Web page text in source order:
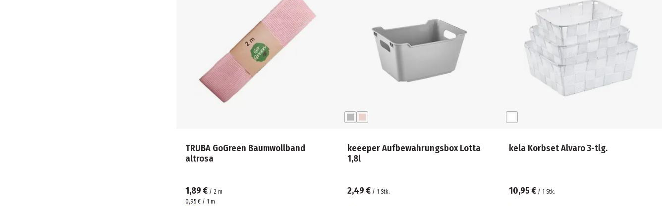
TRUBA GoGreen Baumwollband
altrosa
1,89 € / 2 m
0,95 € / 1 m
keeeper Aufbewahrungsbox Lotta
1,8l
2,49 €/ 1 Stk.
kela Korbset Alvaro 3-tlg.
10,95 € / 1 Stk.